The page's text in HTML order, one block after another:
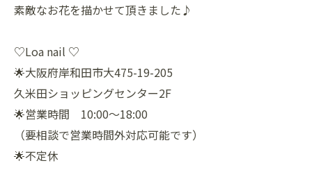
素敵なお花を描かせて頂きました♪
♡Loa nail ♡
🌟大阪府岸和田市大475-19-205
久米田ショッピングセンター2F
🌟営業時間 10:00〜18:00
（要相談で営業時間外対応可能です）
🌟不定休